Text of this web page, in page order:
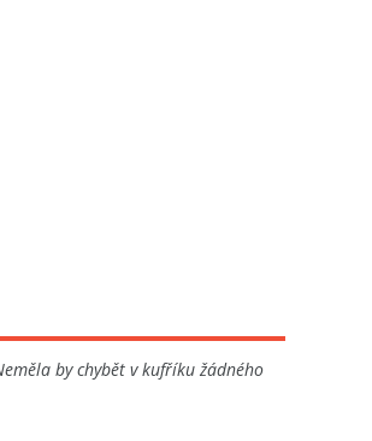
by chybět v kufříku žádného